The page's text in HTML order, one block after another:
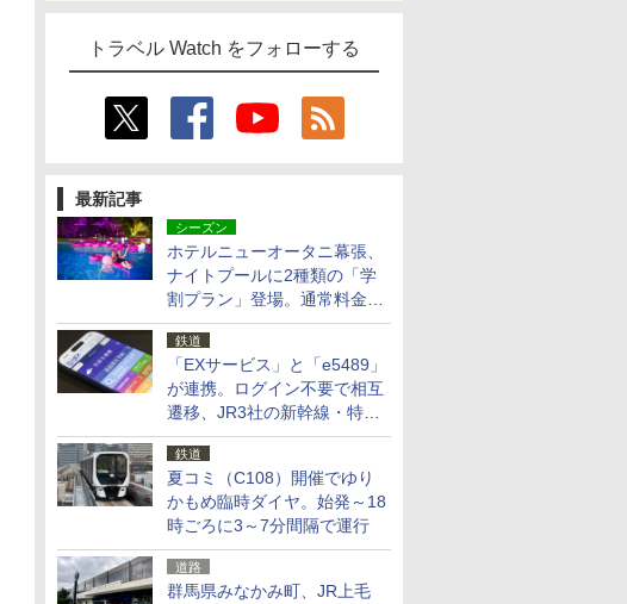
トラベル Watch をフォローする
最新記事
シーズン
ホテルニューオータニ幕張、
ナイトプールに2種類の「学
割プラン」登場。通常料金の
およそ半額でお得に夜活
鉄道
「EXサービス」と「e5489」
が連携。ログイン不要で相互
遷移、JR3社の新幹線・特急
予約をアプリで一括確認
鉄道
夏コミ（C108）開催でゆり
かもめ臨時ダイヤ。始発～18
時ごろに3～7分間隔で運行
道路
群馬県みなかみ町、JR上毛